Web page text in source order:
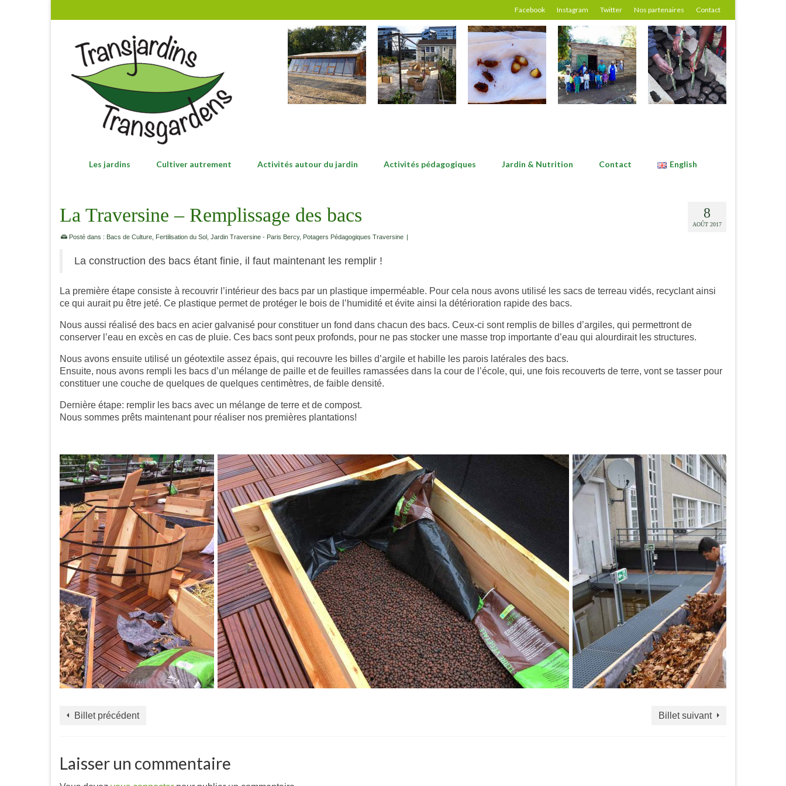
Facebook Instagram Twitter Nos partenaires Contact
Les jardins Cultiver autrement Activités autour du jardin Activités pédagogiques Jardin & Nutrition Contact English
8
AOÛT 2017
La Traversine – Remplissage des bacs
Posté dans : Bacs de Culture Fertilisation du Sol Jardin Traversine - Paris Bercy, Potagers Pédagogiques Traversine |
La construction des bacs étant finie, il faut maintenant les remplir !
La première étape consiste à recouvrir l’intérieur des bacs par un plastique imperméable. Pour cela nous avons utilisé les sacs de terreau vidés, recyclant ainsi
ce qui aurait pu être jeté. Ce plastique permet de protéger le bois de l’humidité et évite ainsi la détérioration rapide des bacs.
Nous aussi réalisé des bacs en acier galvanisé pour constituer un fond dans chacun des bacs. Ceux-ci sont remplis de billes d’argiles, qui permettront de
conserver l’eau en excès en cas de pluie. Ces bacs sont peux profonds, pour ne pas stocker une masse trop importante d’eau qui alourdirait les structures.
Nous avons ensuite utilisé un géotextile assez épais, qui recouvre les billes d’argile et habille les parois latérales des bacs.
Ensuite, nous avons rempli les bacs d’un mélange de paille et de feuilles ramassées dans la cour de l’école, qui, une fois recouverts de terre, vont se tasser pour
constituer une couche de quelques de quelques centimètres, de faible densité.
Dernière étape: remplir les bacs avec un mélange de terre et de compost.
Nous sommes prêts maintenant pour réaliser nos premières plantations!
Billet précédent Billet suivant
Laisser un commentaire